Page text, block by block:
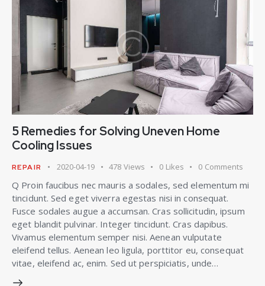
5 Remedies for Solving Uneven Home
Cooling Issues
REPAIR 2020-04-19 478 Views 0 Likes 0 Comments
Q Proin faucibus nec mauris a sodales, sed elementum mi
tincidunt. Sed eget viverra egestas nisi in consequat.
Fusce sodales augue a accumsan. Cras sollicitudin, ipsum
eget blandit pulvinar. Integer tincidunt. Cras dapibus.
Vivamus elementum semper nisi. Aenean vulputate
eleifend tellus. Aenean leo ligula, porttitor eu, consequat
vitae, eleifend ac, enim. Sed ut perspiciatis, unde…